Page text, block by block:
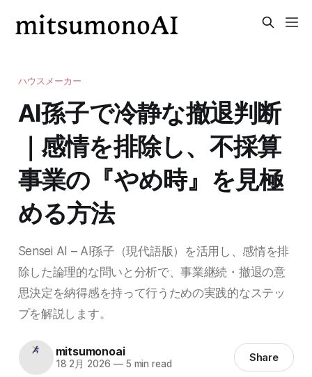
ハウスメーカー
AI孫子で冷静な撤退判断
｜感情を排除し、不採算
事業の『やめ時』を見極
める方法
Sensei AI – AI孫子（現代語版）を活用し、感情を排
除した論理的な問いと分析で、事業継続・撤退の意
思決定を納得感を持って行うための実践的なステッ
プを解説します。
mitsumonoai
18 2月 2026 —5 min read Share